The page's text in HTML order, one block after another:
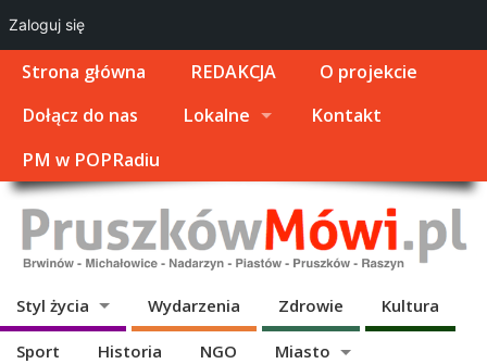
Strona główna REDAKCJA
O projekcie
Dołącz do nas
Lokalne
Kontakt
PM w POPRadiu
Styl życia Wydarzenia Zdrowie Kultura
Sport Historia NGO Miasto
Zaloguj się